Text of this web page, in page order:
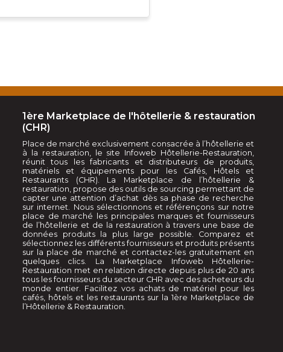
1ère Marketplace de l'hôtellerie & restauration
(CHR)
Place de marché exclusivement consacrée à l’hôtellerie et
à la restauration, le site Infoweb Hôtellerie-Restauration,
réunit tous les fabricants et distributeurs de produits,
matériels et équipements pour les Cafés, Hôtels et
Restaurants (CHR). La Marketplace de l’hôtellerie &
restauration, propose des outils de sourcing permettant de
capter une attention d’achat dès sa phase de recherche
sur internet. Nous sélectionnons et référençons sur notre
place de marché les principales marques et fournisseurs
de l’hôtellerie et de la restauration à travers une base de
données produits la plus large possible. Comparez et
sélectionnez les différents fournisseurs et produits présents
sur la place de marché et contactez-les gratuitement en
quelques clics. La Marketplace Infoweb Hôtellerie-
Restauration met en relation directe depuis plus de 20 ans
tous les fournisseurs du secteur CHR avec des acheteurs du
monde entier. Facilitez vos achats de matériel pour les
cafés, hôtels et les restaurants sur la 1ère Marketplace de
l’Hôtellerie & Restauration.